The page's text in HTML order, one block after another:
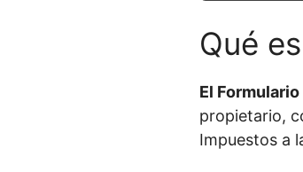
Qué
El
propietario,
Impuestos a